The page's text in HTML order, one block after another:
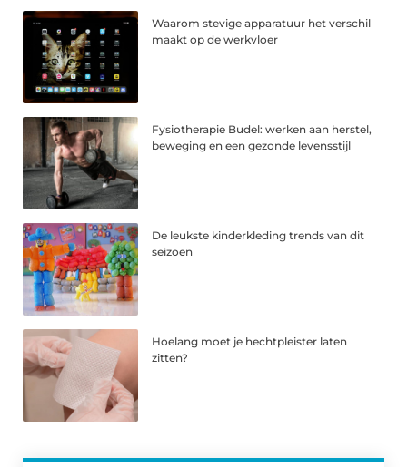
Waarom stevige apparatuur het verschil
maakt op de werkvloer
Fysiotherapie Budel: werken aan herstel,
beweging en een gezonde levensstijl
De leukste kinderkleding trends van dit
seizoen
Hoelang moet je hechtpleister laten
zitten?